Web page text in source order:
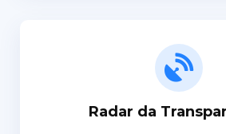
Radar da